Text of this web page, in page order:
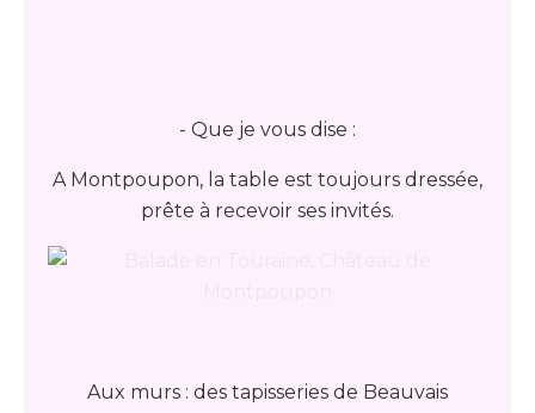
- Que je vous dise :
A Montpoupon, la table est toujours dressée,
prête à recevoir ses invités.
Aux murs : des tapisseries de Beauvais